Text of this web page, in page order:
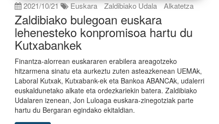
2021/10/21 Euskara Zaldibiako Udala Alkatetza
Zaldibiako bulegoan euskara
lehenesteko konpromisoa hartu du
Kutxabankek
Finantza-alorrean euskararen erabilera areagotzeko
hitzarmena sinatu eta aurkeztu zuten asteazkenean UEMAk,
Laboral Kutxak, Kutxabank-ek eta Bankoa ABANCAk, udalerri
euskaldunetako alkate eta ordezkariekin batera. Zaldibiako
Udalaren izenean, Jon Luloaga euskara-zinegotziak parte
hartu du Bergaran egindako ekitaldian.